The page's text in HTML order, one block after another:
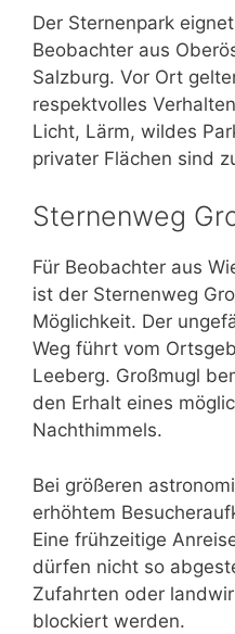
Der Sternenpark
Beobachter aus
Salzburg. Vor Ort
respektvolles
Licht, Lärm, wildes
privater Flächen sind
Sternenweg
Für Beobachter aus
ist der Sternenweg
Möglichkeit. Der
Weg führt vom
Leeberg. Großmugl
den Erhalt eines
Nachthimmels.
Bei größeren
erhöhtem
Eine frühzeitige
dürfen nicht so
Zufahrten oder
blockiert werden.